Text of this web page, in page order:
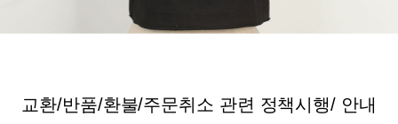
교환/반품/환불/주문취소 관련 정책시행/ 안내